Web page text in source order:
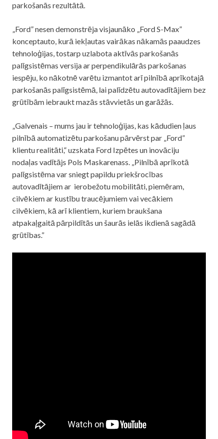
parkošanās rezultātā.
„Ford” nesen demonstrēja visjaunāko „Ford S-Max”
konceptauto, kurā iekļautas vairākas nākamās paaudzes
tehnoloģijas, tostarp uzlabota aktīvās parkošanās
palīgsistēmas versija ar perpendikulārās parkošanas
iespēju, ko nākotnē varētu izmantot arī pilnībā aprīkotajā
parkošanās palīgsistēmā, lai palīdzētu autovadītājiem bez
grūtībām iebraukt mazās stāvvietās un garāžās.
„Galvenais – mums jau ir tehnoloģijas, kas kādudien ļaus
pilnībā automatizētu parkošanu pārvērst par „Ford”
klientu realitāti,“ uzskata Ford Izpētes un inovāciju
nodaļas vadītājs Pols Maskarenass. „Pilnībā aprīkotā
palīgsistēma var sniegt papildu priekšrocības
autovadītājiem ar ierobežotu mobilitāti, piemēram,
cilvēkiem ar kustību traucējumiem vai vecākiem
cilvēkiem, kā arī klientiem, kuriem braukšana
atpakaļgaitā pārpildītās un šaurās ielās ikdienā sagādā
grūtības.”